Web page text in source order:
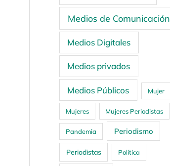
Medios de Comunicación
Medios Digitales
Medios privados
Medios Públicos Mujer
Mujeres Mujeres Periodistas
Pandemia Periodismo
Periodistas Política